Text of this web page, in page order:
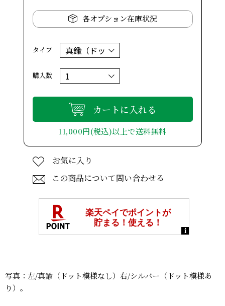
各オプション在庫状況
タイプ
購入数
カートに入れる
11,000円(税込)以上で送料無料
お気に入り
この商品について問い合わせる
写真：左/真鍮（ドット模様なし）右/シルバー（ドット模様あ
り）。